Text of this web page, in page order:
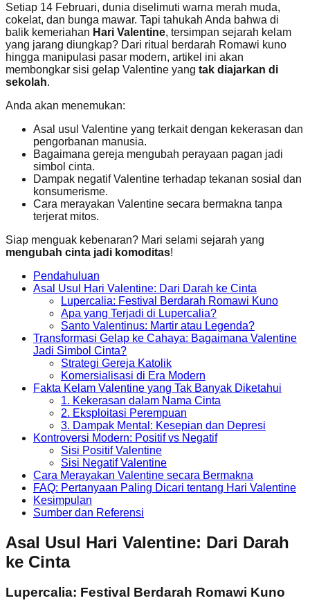
Setiap 14 Februari, dunia diselimuti warna merah muda,
cokelat, dan bunga mawar. Tapi tahukah Anda bahwa di
balik kemeriahan Hari Valentine, tersimpan sejarah kelam
yang jarang diungkap? Dari ritual berdarah Romawi kuno
hingga manipulasi pasar modern, artikel ini akan
membongkar sisi gelap Valentine yang tak diajarkan di
sekolah.
Anda akan menemukan:
Asal usul Valentine yang terkait dengan kekerasan dan
pengorbanan manusia.
Bagaimana gereja mengubah perayaan pagan jadi
simbol cinta.
Dampak negatif Valentine terhadap tekanan sosial dan
konsumerisme.
Cara merayakan Valentine secara bermakna tanpa
terjerat mitos.
Siap menguak kebenaran? Mari selami sejarah yang
mengubah cinta jadi komoditas!
Pendahuluan
Asal Usul Hari Valentine: Dari Darah ke Cinta
Lupercalia: Festival Berdarah Romawi Kuno
Apa yang Terjadi di Lupercalia?
Santo Valentinus: Martir atau Legenda?
Transformasi Gelap ke Cahaya: Bagaimana Valentine
Jadi Simbol Cinta?
Strategi Gereja Katolik
Komersialisasi di Era Modern
Fakta Kelam Valentine yang Tak Banyak Diketahui
1. Kekerasan dalam Nama Cinta
2. Eksploitasi Perempuan
3. Dampak Mental: Kesepian dan Depresi
Kontroversi Modern: Positif vs Negatif
Sisi Positif Valentine
Sisi Negatif Valentine
Cara Merayakan Valentine secara Bermakna
FAQ: Pertanyaan Paling Dicari tentang Hari Valentine
Kesimpulan
Sumber dan Referensi
Asal Usul Hari Valentine: Dari Darah
ke Cinta
Lupercalia: Festival Berdarah Romawi Kuno